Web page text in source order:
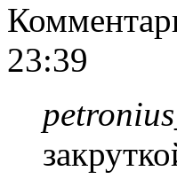
23:39